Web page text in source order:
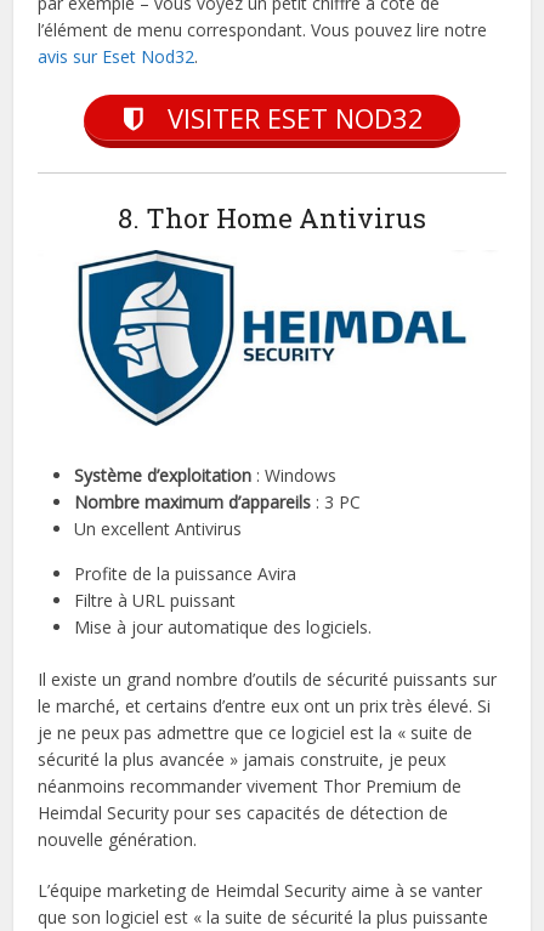
l’élément de menu correspondant. Vous pouvez lire notre
avis sur Eset Nod32.
VISITER ESET NOD32
8. Thor Home Antivirus
Système d’exploitation : Windows
Nombre maximum d’appareils : 3 PC
Un excellent Antivirus
Profite de la puissance Avira
Filtre à URL puissant
Mise à jour automatique des logiciels.
Il existe un grand nombre d’outils de sécurité puissants sur
le marché, et certains d’entre eux ont un prix très élevé. Si
je ne peux pas admettre que ce logiciel est la « suite de
sécurité la plus avancée » jamais construite, je peux
néanmoins recommander vivement Thor Premium de
Heimdal Security pour ses capacités de détection de
nouvelle génération.
L’équipe marketing de Heimdal Security aime à se vanter
que son logiciel est « la suite de sécurité la plus puissante